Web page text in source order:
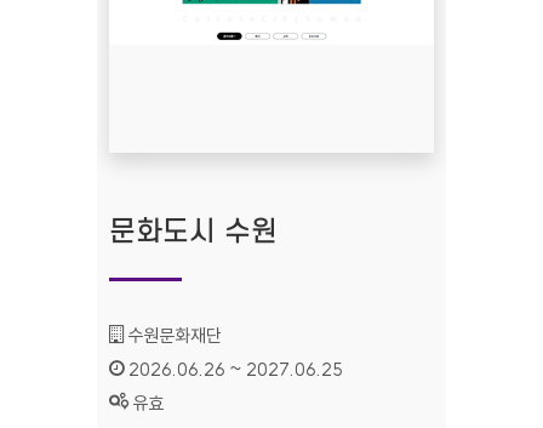
문화도시 수원
기관명 :
수원문화재단
인증기간 :
2026.06.26 ~ 2027.06.25
상태 :
유효